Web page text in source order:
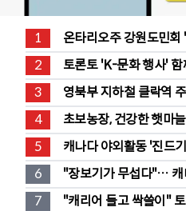
1
온타리오주 강원도민
2
토론토 'K-문화 행사'
3
영북부 지하철 클락역
스트리트 바뀐다”
4
초보농장, 건강한 햇마
류도 판매
5
캐나다 야외활동 '진드
대처법은?
6
"장보기가 무섭다"…
장 부담'
7
"캐리어 들고 싹쓸이"